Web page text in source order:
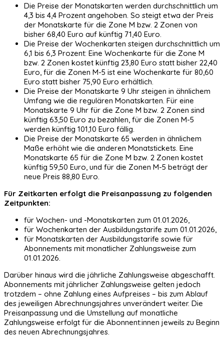
Die Preise der Monatskarten werden durchschnittlich um
4,3 bis 4,4 Prozent angehoben. So steigt etwa der Preis
der Monatskarte für die Zone M bzw. 2 Zonen von
bisher 68,40 Euro auf künftig 71,40 Euro.
Die Preise der Wochenkarten steigen durchschnittlich um
6,1 bis 6,3 Prozent: Eine Wochenkarte für die Zone M
bzw. 2 Zonen kostet künftig 23,80 Euro statt bisher 22,40
Euro, für die Zonen M-5 ist eine Wochenkarte für 80,60
Euro statt bisher 75,90 Euro erhältlich.
Die Preise der Monatskarte 9 Uhr steigen in ähnlichem
Umfang wie die regulären Monatskarten. Für eine
Monatskarte 9 Uhr für die Zone M bzw. 2 Zonen sind
künftig 63,50 Euro zu bezahlen, für die Zonen M-5
werden künftig 101,10 Euro fällig.
Die Preise der Monatskarte 65 werden in ähnlichem
Maße erhöht wie die anderen Monatstickets. Eine
Monatskarte 65 für die Zone M bzw. 2 Zonen kostet
künftig 59,50 Euro, und für die Zonen M-5 beträgt der
neue Preis 88,80 Euro.
Für Zeitkarten erfolgt die Preisanpassung zu folgenden
Zeitpunkten:
für Wochen- und -Monatskarten zum 01.01.2026,
für Wochenkarten der Ausbildungstarife zum 01.01.2026,
für Monatskarten der Ausbildungstarife sowie für
Abonnements mit monatlicher Zahlungsweise zum
01.01.2026.
Darüber hinaus wird die jährliche Zahlungsweise abgeschafft.
Abonnements mit jährlicher Zahlungsweise gelten jedoch
trotzdem – ohne Zahlung eines Aufpreises – bis zum Ablauf
des jeweiligen Abrechnungsjahres unverändert weiter. Die
Preisanpassung und die Umstellung auf monatliche
Zahlungsweise erfolgt für die Abonnent:innen jeweils zu Beginn
des neuen Abrechnungsjahres.